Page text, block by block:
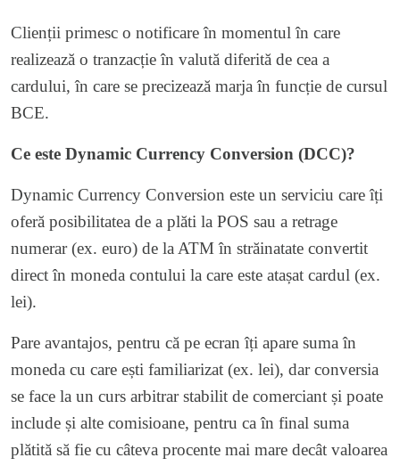
Clienții primesc o notificare în momentul în care
realizează o tranzacție în valută diferită de cea a
cardului, în care se precizează marja în funcție de cursul
BCE.
Ce este Dynamic Currency Conversion (DCC)?
Dynamic Currency Conversion este un serviciu care îți
oferă posibilitatea de a plăti la POS sau a retrage
numerar (ex. euro) de la ATM în străinatate convertit
direct în moneda contului la care este atașat cardul (ex.
lei).
Pare avantajos, pentru că pe ecran îți apare suma în
moneda cu care ești familiarizat (ex. lei), dar conversia
se face la un curs arbitrar stabilit de comerciant și poate
include și alte comisioane, pentru ca în final suma
plătită să fie cu câteva procente mai mare decât valoarea